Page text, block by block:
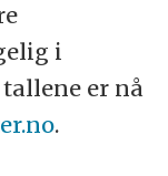
i
er nå
.